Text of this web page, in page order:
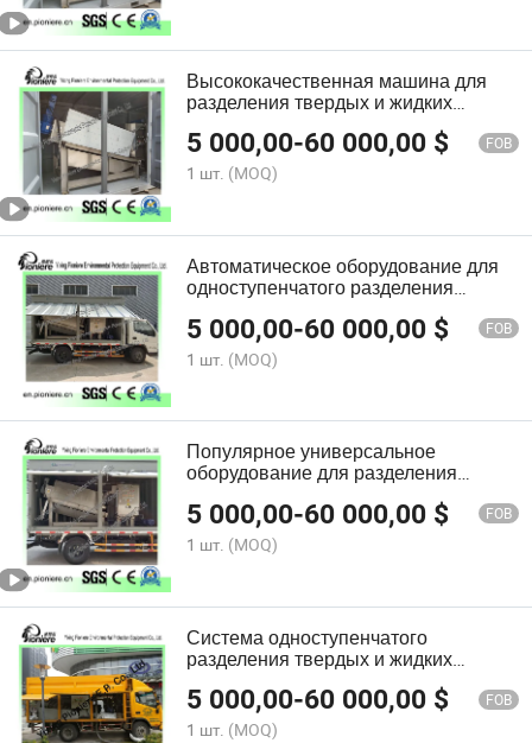
Высококачественная машина для
разделения твердых и жидких
веществ для очистки сточных вод
5 000,00-60 000,00 $ FOB
1 шт. (MOQ)
Автоматическое оборудование для
одноступенчатого разделения
очистки сточных вод
5 000,00-60 000,00 $ FOB
1 шт. (MOQ)
Популярное универсальное
оборудование для разделения
твердых и жидких веществ в очистке
сточных вод
5 000,00-60 000,00 $ FOB
1 шт. (MOQ)
Система одноступенчатого
разделения твердых и жидких
веществ для очистки сточных вод
5 000,00-60 000,00 $ FOB
1 шт. (MOQ)